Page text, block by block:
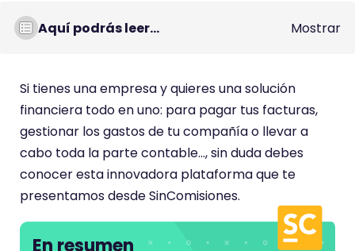
n
t
r
i
o
t
i
e
e
Aquí podrás leer... Mostrar
Si tienes una empresa y quieres una solución
financiera todo en uno: para pagar tus facturas,
gestionar los gastos de tu compañía o llevar a
cabo toda la parte contable…, sin duda debes
conocer esta innovadora plataforma que te
presentamos desde SinComisiones.
En resumen